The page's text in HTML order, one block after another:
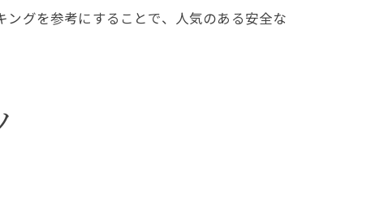
グを参考にすることで、人気のある安全な